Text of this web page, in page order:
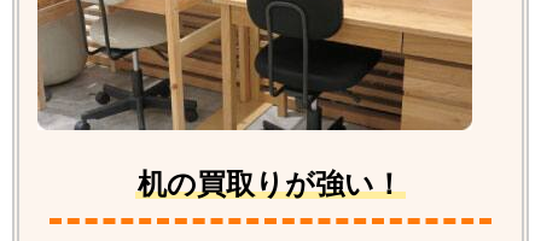
机の買取りが強い！